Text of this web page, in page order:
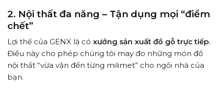
2. Nội thất đa năng – Tận dụng mọi “điểm
chết”
Lợi thế của GENX là có xưởng sản xuất đồ gỗ trực tiếp.
Điều này cho phép chúng tôi may đo những món đồ
nội thất “vừa vặn đến từng milimet” cho ngôi nhà của
bạn.